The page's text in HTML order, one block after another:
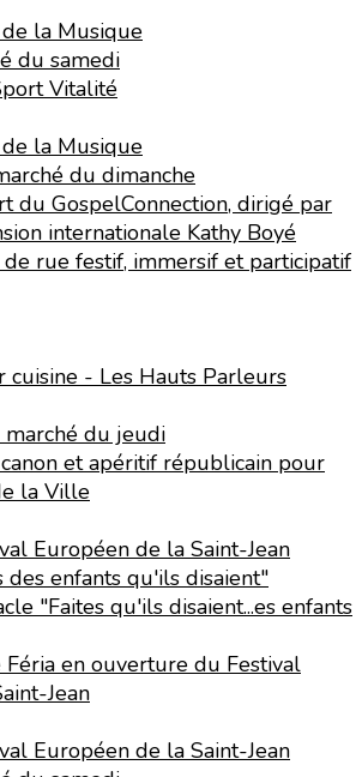
la Musique
du samedi
Vitalité
la Musique
du dimanche
du GospelConnection, dirigé par
internationale Kathy Boyé
de rue festif, immersif et participatif
cuisine - Les Hauts Parleurs
marché du jeudi
et apéritif républicain pour
la Ville
Européen de la Saint-Jean
des enfants qu'ils disaient"
"Faites qu'ils disaient...es enfants
Féria en ouverture du Festival
Jean
Européen de la Saint-Jean